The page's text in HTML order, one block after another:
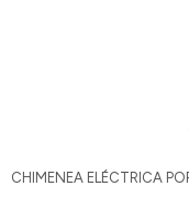
CHIMENEA ELÉCTRICA